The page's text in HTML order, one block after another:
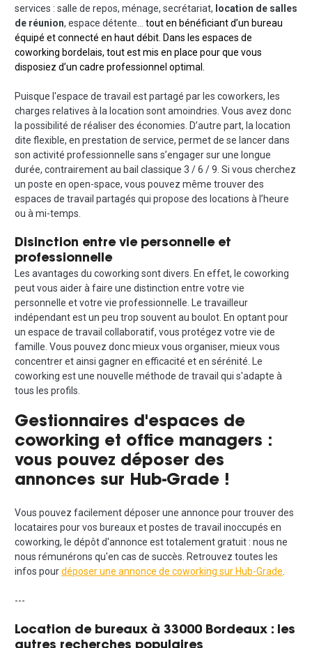
services : salle de repos, ménage, secrétariat, location de salles
de réunion, espace détente… tout en bénéficiant d’un bureau
équipé et connecté en haut débit. Dans les espaces de
coworking bordelais, tout est mis en place pour que vous
disposiez d’un cadre professionnel optimal.
Puisque l'espace de travail est partagé par les coworkers, les
charges relatives à la location sont amoindries. Vous avez donc
la possibilité de réaliser des économies. D’autre part, la location
dite flexible, en prestation de service, permet de se lancer dans
son activité professionnelle sans s’engager sur une longue
durée, contrairement au bail classique 3 / 6 / 9. Si vous cherchez
un poste en open-space, vous pouvez même trouver des
espaces de travail partagés qui propose des locations à l’heure
ou à mi-temps.
Disinction entre vie personnelle et
professionnelle
Les avantages du coworking sont divers. En effet, le coworking
peut vous aider à faire une distinction entre votre vie
personnelle et votre vie professionnelle. Le travailleur
indépendant est un peu trop souvent au boulot. En optant pour
un espace de travail collaboratif, vous protégez votre vie de
famille. Vous pouvez donc mieux vous organiser, mieux vous
concentrer et ainsi gagner en efficacité et en sérénité. Le
coworking est une nouvelle méthode de travail qui s'adapte à
tous les profils.
Gestionnaires d'espaces de
coworking et office managers :
vous pouvez déposer des
annonces sur Hub-Grade !
Vous pouvez facilement déposer une annonce pour trouver des
locataires pour vos bureaux et postes de travail inoccupés en
coworking, le dépôt d'annonce est totalement gratuit : nous ne
nous rémunérons qu'en cas de succès. Retrouvez toutes les
infos pourdéposer une annonce de coworking sur Hub-Grade
---
Location de bureaux à 33000 Bordeaux : les